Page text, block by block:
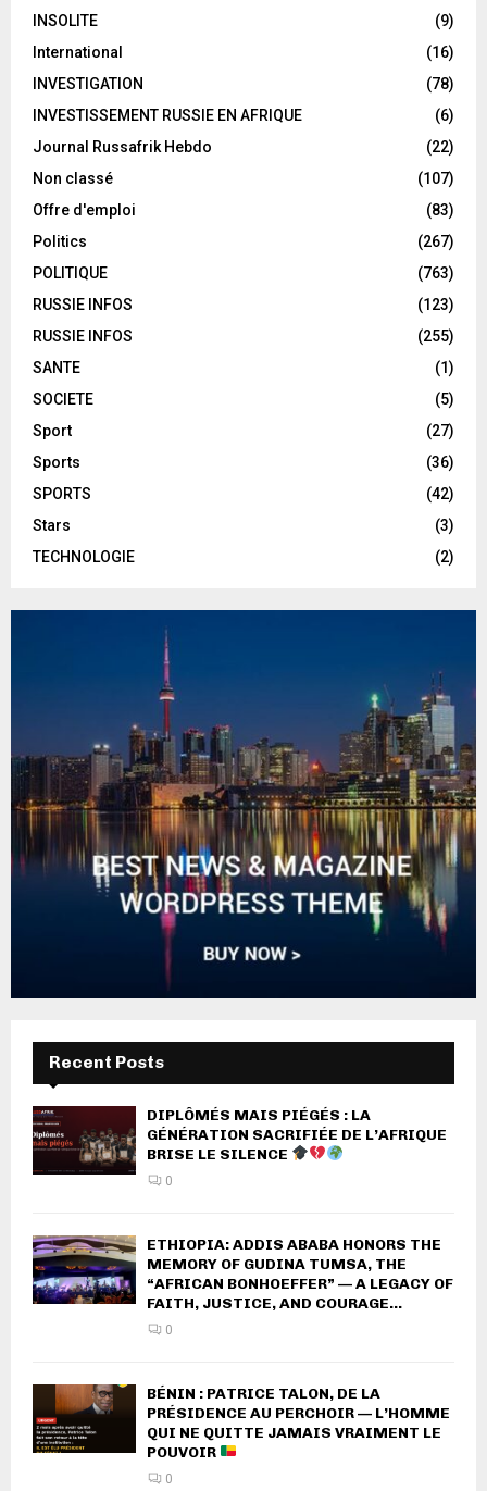
INSOLITE
(9)
International
(16)
INVESTIGATION
(78)
INVESTISSEMENT RUSSIE EN AFRIQUE
(6)
Journal Russafrik Hebdo
(22)
Non classé
(107)
Offre d'emploi
(83)
Politics
(267)
POLITIQUE
(763)
RUSSIE INFOS
(123)
RUSSIE INFOS
(255)
SANTE
(1)
SOCIETE
(5)
Sport
(27)
Sports
(36)
SPORTS
(42)
Stars
(3)
TECHNOLOGIE
(2)
Recent Posts
DIPLÔMÉS MAIS PIÉGÉS : LA
GÉNÉRATION SACRIFIÉE DE L’AFRIQUE
BRISE LE SILENCE
0
ETHIOPIA: ADDIS ABABA HONORS THE
MEMORY OF GUDINA TUMSA, THE
“AFRICAN BONHOEFFER” — A LEGACY OF
FAITH, JUSTICE, AND COURAGE...
0
BÉNIN : PATRICE TALON, DE LA
PRÉSIDENCE AU PERCHOIR — L’HOMME
QUI NE QUITTE JAMAIS VRAIMENT LE
POUVOIR
0